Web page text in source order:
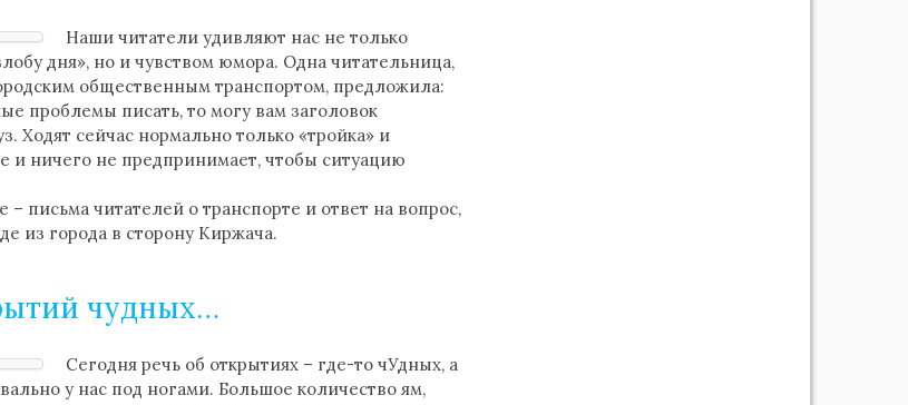
Наши читатели удивляют нас не только
дня», но и чувством юмора. Одна читательница,
общественным транспортом, предложила:
проблемы писать, то могу вам заголовок
Ходят сейчас нормально только «тройка» и
и ничего не предпринимает, чтобы ситуацию
письма читателей о транспорте и ответ на вопрос,
из города в сторону Киржача.
чудных…
Сегодня речь об открытиях – где-то чУдных, а
у нас под ногами. Большое количество ям,